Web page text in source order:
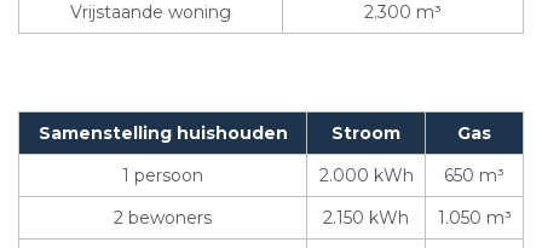
Vrijstaande woning
2.300 m³
Samenstelling huishouden Stroom
Gas
1 persoon
2.000 kWh
650 m³
2 bewoners
2.150 kWh
1.050 m³